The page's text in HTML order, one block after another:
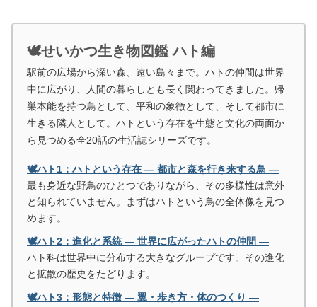
🕊️せいかつ生き物図鑑 ハト編
駅前の広場から深い森、遠い島々まで。ハトの仲間は世界
中に広がり、人間の暮らしとも長く関わってきました。帰
巣本能を持つ鳥として、平和の象徴として、そして都市に
生きる隣人として。ハトという存在を生態と文化の両面か
ら見つめる全20話の生活誌シリーズです。
🕊️ハト1：ハトという存在 ― 都市と森を行き来する鳥 ―
最も身近な野鳥のひとつでありながら、その多様性は意外
と知られていません。まずはハトという鳥の全体像を見つ
めます。
🕊️ハト2：進化と系統 ― 世界に広がったハトの仲間 ―
ハト科は世界中に分布する大きなグループです。その進化
と拡散の歴史をたどります。
🕊️ハト3：形態と特徴 ― 翼・歩き方・体のつくり ―